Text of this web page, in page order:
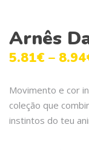
Arnês
5.81€ – 8.94
Movimento e cor
coleção que
instintos do teu